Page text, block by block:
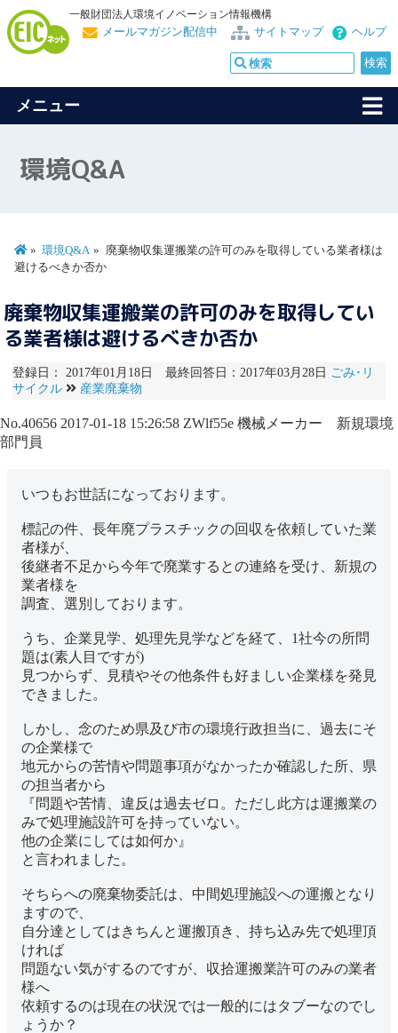
一般財団法人環境イノベーション情報機構
ヘルプ
サイトマップ
メールマガジン配信中
メニュー
環境Q&A
環境Q&A
廃棄物収集運搬業の許可のみを取得している業者様は
避けるべきか否か
廃棄物収集運搬業の許可のみを取得してい
る業者様は避けるべきか否か
登録日： 2017年01月18日 最終回答日：2017年03月28日 ごみ･リ
サイクル
産業廃棄物
No.40656 2017-01-18 15:26:58 ZWlf55e 機械メーカー 新規環境
部門員
いつもお世話になっております。
標記の件、長年廃プラスチックの回収を依頼していた業
者様が、
後継者不足から今年で廃業するとの連絡を受け、新規の
業者様を
調査、選別しております。
うち、企業見学、処理先見学などを経て、1社今の所問
題は(素人目ですが)
見つからず、見積やその他条件も好ましい企業様を発見
できました。
しかし、念のため県及び市の環境行政担当に、過去にそ
の企業様で
地元からの苦情や問題事項がなかったか確認した所、県
の担当者から
『問題や苦情、違反は過去ゼロ。ただし此方は運搬業の
みで処理施設許可を持っていない。
他の企業にしては如何か』
と言われました。
そちらへの廃棄物委託は、中間処理施設への運搬となり
ますので、
自分達としてはきちんと運搬頂き、持ち込み先で処理頂
ければ
問題ない気がするのですが、収拾運搬業許可のみの業者
様へ
依頼するのは現在の状況では一般的にはタブーなのでし
ょうか？